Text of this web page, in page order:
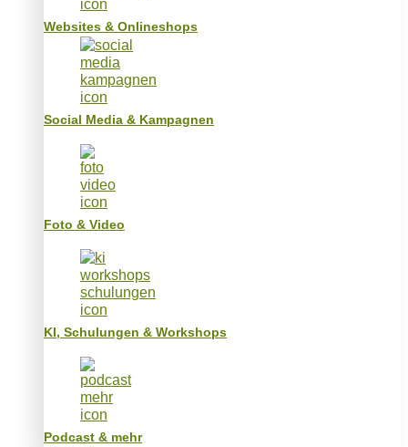
Websites & Onlineshops
Social Media & Kampagnen
Foto & Video
KI, Schulungen & Workshops
Podcast & mehr